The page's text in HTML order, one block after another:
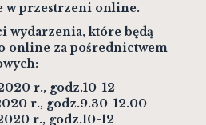
w przestrzeni online.
wydarzenia, które będą
online za pośrednictwem
r., godz.10-12
r., godz.9.30-12.00
r., godz.10-12